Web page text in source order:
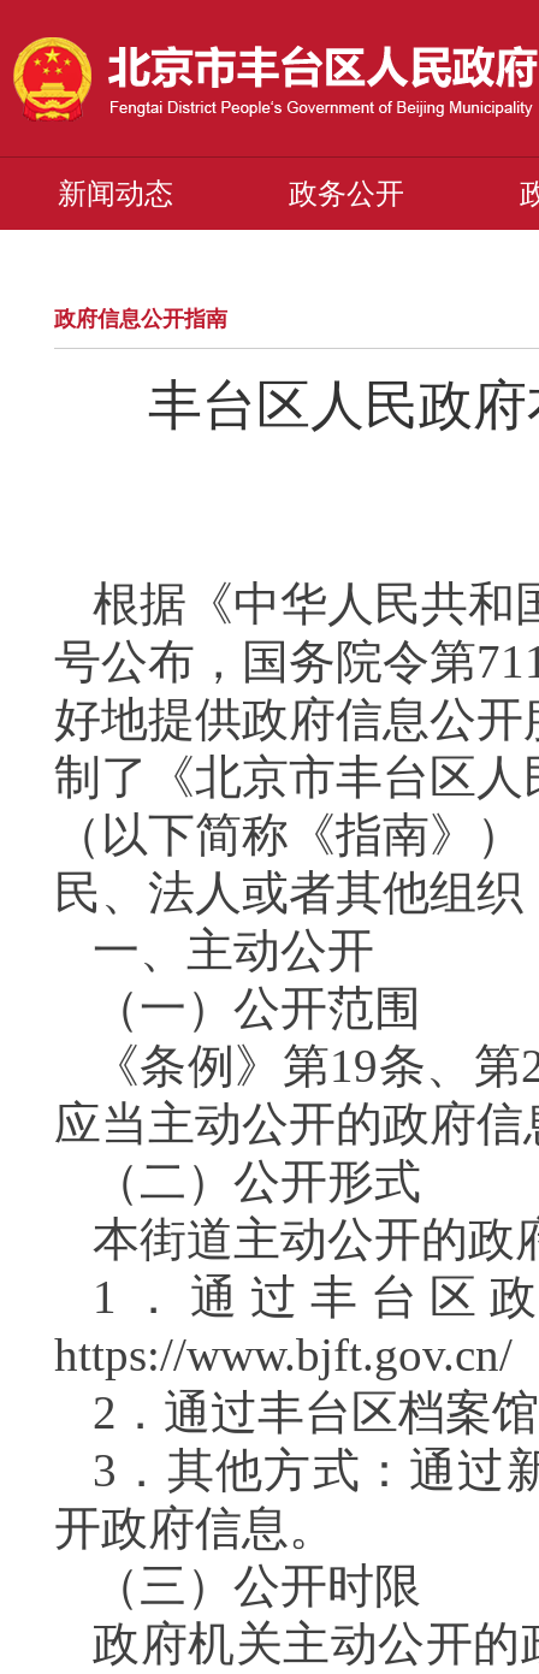
新闻动态 政务公开
政府信息公开指南
丰台区人民政
根据《中华人民共和
号公布，国务院令第
好地提供政府信息公
制了《北京市丰台区
（以下简称《指南》
民、法人或者其他组
一、主动公开
（一）公开范围
《条例》第19条、
应当主动公开的政府信
（二）公开形式
本街道主动公开的政
1．通过丰台区
https://www.bjft.gov.cn/
2．通过丰台区档案
3．其他方式：通过
开政府信息。
（三）公开时限
政府机关主动公开